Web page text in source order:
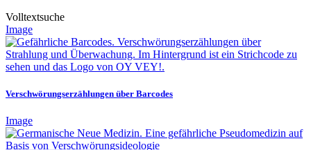
Volltextsuche
Image
Verschwörungserzählungen über Barcodes
Image